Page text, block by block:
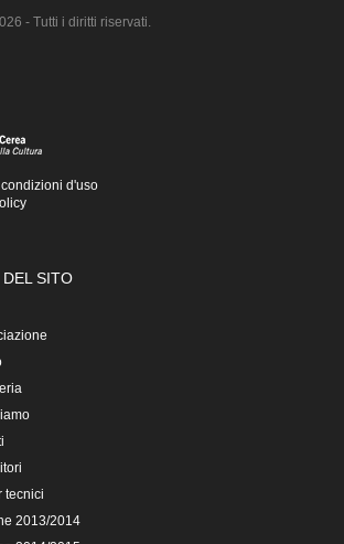
- Tutti i diritti riservati.
d'uso
DEL SITO
tecnici
2013/2014